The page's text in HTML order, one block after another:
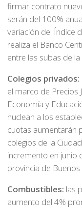
firmar contrato
serán del 100%
variación del Índice
realiza el Banco
entre las subas de
Colegios privados:
el marco de Precios
Economía y
nuclean a los
cuotas aumentarán
colegios de la
incremento en junio
provincia de
Combustibles: las
aumento del 4%